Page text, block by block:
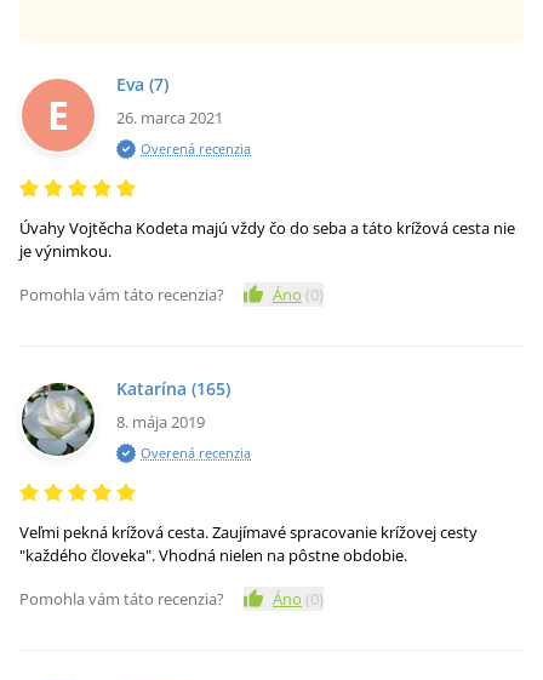
E
Eva (7)
26. marca 2021
Overená recenzia
Úvahy Vojtěcha Kodeta majú vždy čo do seba a táto krížová cesta nie
je výnimkou.
Pomohla vám táto recenzia?
Áno (0)
Katarína (165)
8. mája 2019
Overená recenzia
Veľmi pekná krížová cesta. Zaujímavé spracovanie krížovej cesty
"každého človeka". Vhodná nielen na pôstne obdobie.
Pomohla vám táto recenzia?
Áno (0)